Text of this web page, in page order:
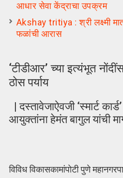
आधार सेवा केंद्राचा उपक्रम
Akshay tritiya : श्री लक्ष्मी
फळांची आरास
‘टीडीआर’ च्या इत्यंभूत
ठोस पर्याय
| दस्तावेजाऐवजी ‘स्मार्ट
आयुक्तांना हेमंत बागुल यांची
विविध विकासकामांपोटी पुणे